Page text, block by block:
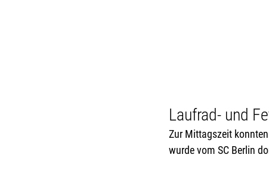
Laufrad- und
Zur Mittagszeit
wurde vom SC Berlin